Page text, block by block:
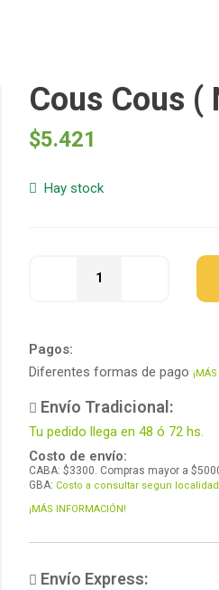
Cous Cous (
$5.421
Hay stock
Pagos:
Diferentes formas de pago
Envío Tradicional:
Tu pedido llega en 48 ó 72 hs.
Costo de envío:
CABA: $3300. Compras mayor a
GBA: Costo a consultar segun localidad.
¡MÁS INFORMACIÓN!
Envío Express: